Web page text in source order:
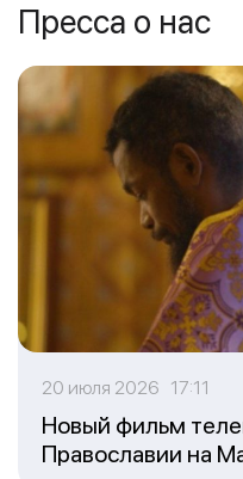
Пресса о нас
20 июля 2026 17:11
Новый фильм
Православии на